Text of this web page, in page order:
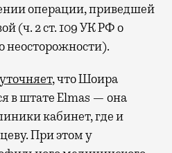
операции, приведшей
(ч. 2 ст. 109 УК РФ о
неосторожности).
уточняет, что Шоира
в штате Elmas — она
кабинет, где и
При этом у